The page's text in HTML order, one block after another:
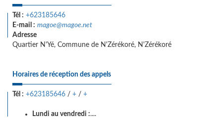
Tél : +623185646
E-mail : magoe@magoe.net
Adresse
Quartier N'Yé, Commune de N'Zérékoré, N'Zérékoré
Horaires de réception des appels
Tél : +623185646 / + / +
Lundi au vendredi :....